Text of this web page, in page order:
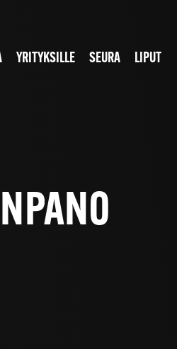
YRITYKSILLE SEURA LIPUT